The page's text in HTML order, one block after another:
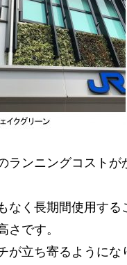
ランニングコスト
なく長期間使用す
です。
が立ち寄るように